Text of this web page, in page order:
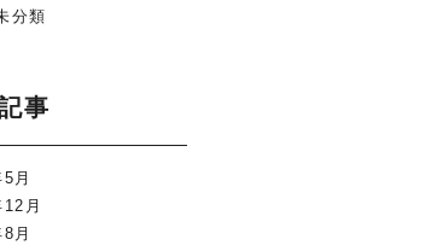
分類
事
月
月
月